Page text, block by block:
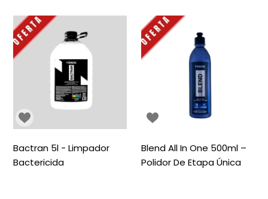
Bactran 5l - Limpador
Bactericida
Blend All In One 500ml –
Polidor De Etapa Única